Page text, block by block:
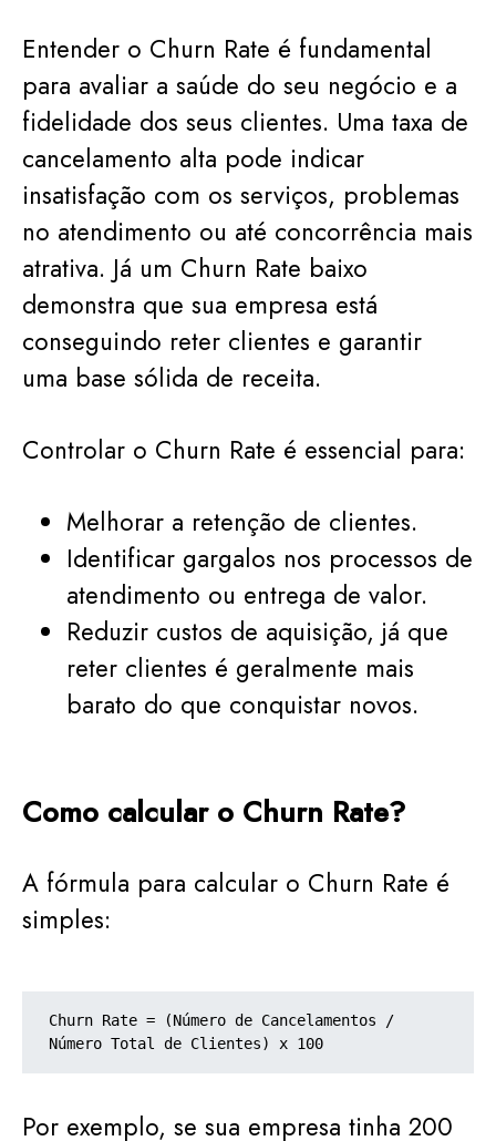
Entender o Churn Rate é fundamental
para avaliar a saúde do seu negócio e a
fidelidade dos seus clientes. Uma taxa de
cancelamento alta pode indicar
insatisfação com os serviços, problemas
no atendimento ou até concorrência mais
atrativa. Já um Churn Rate baixo
demonstra que sua empresa está
conseguindo reter clientes e garantir
uma base sólida de receita.
Controlar o Churn Rate é essencial para:
Melhorar a retenção de clientes.
Identificar gargalos nos processos de
atendimento ou entrega de valor.
Reduzir custos de aquisição, já que
reter clientes é geralmente mais
barato do que conquistar novos.
Como calcular o Churn Rate?
A fórmula para calcular o Churn Rate é
simples:
Churn Rate = (Número de Cancelamentos /
Número Total de Clientes) x 100
Por exemplo, se sua empresa tinha 200